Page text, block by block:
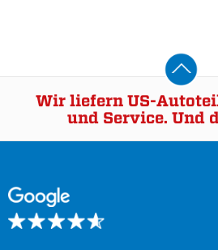
Wir liefern US-
und Service. Und